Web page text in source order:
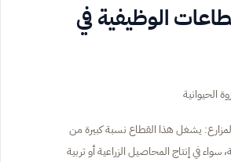
الوظيفية في
الحيوانية
يشغل هذا القطاع نسبة كبيرة من
سواء في إنتاج المحاصيل الزراعية أو تربية